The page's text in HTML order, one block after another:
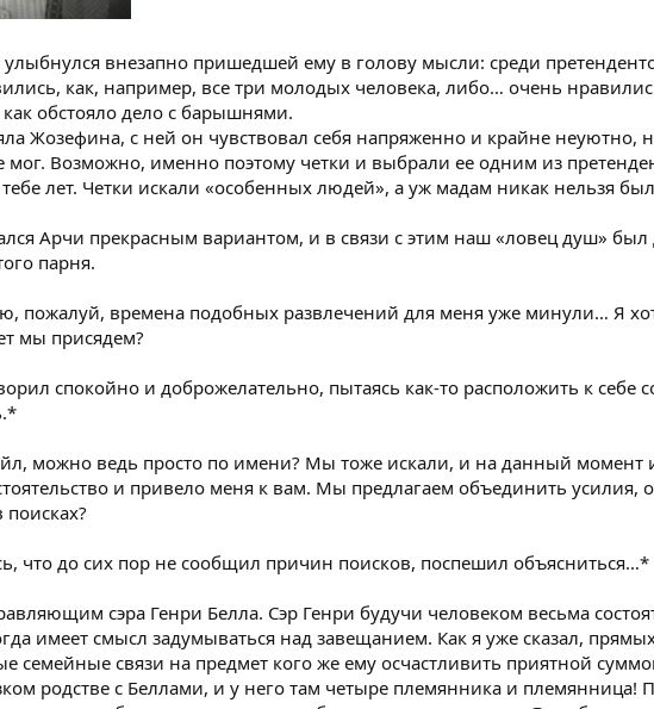
внезапно пришедшей ему в голову мысли: среди
как, например, все три молодых человека, либо… очень
обстояло дело с барышнями.
Жозефина, с ней он чувствовал себя напряженно и крайне неуютно,
мог. Возможно, именно поэтому четки и выбрали ее одним из
лет. Четки искали «особенных людей», а уж мадам никак нельзя
Арчи прекрасным вариантом, и в связи с этим наш «ловец душ»
парня.
пожалуй, времена подобных развлечений для меня уже минули… Я
мы присядем?
спокойно и доброжелательно, пытаясь как-то расположить к себе
можно ведь просто по имени? Мы тоже искали, и на данный момент
и привело меня к вам. Мы предлагаем объединить
что до сих пор не сообщил причин поисков, поспешил объясниться…*
сэра Генри Белла. Сэр Генри будучи человеком весьма
имеет смысл задумываться над завещанием. Как я уже сказал,
семейные связи на предмет кого же ему осчастливить приятной
родстве с Беллами, и у него там четыре племянника и